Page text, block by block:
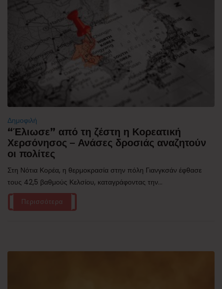
Δημοφιλή
“Έλιωσε” από τη ζέστη η Κορεατική
Χερσόνησος – Ανάσες δροσιάς αναζητούν
οι πολίτες
Στη Νότια Κορέα, η θερμοκρασία στην πόλη Γιανγκσάν έφθασε
τους 42,5 βαθμούς Κελσίου, καταγράφοντας την...
Περισσότερα